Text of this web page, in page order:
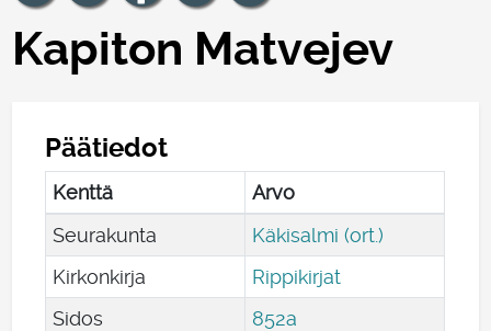
Kapiton Matvejev
Päätiedot
Kenttä
Arvo
Seurakunta
Käkisalmi (ort.)
Kirkonkirja
Rippikirjat
Sidos
852a